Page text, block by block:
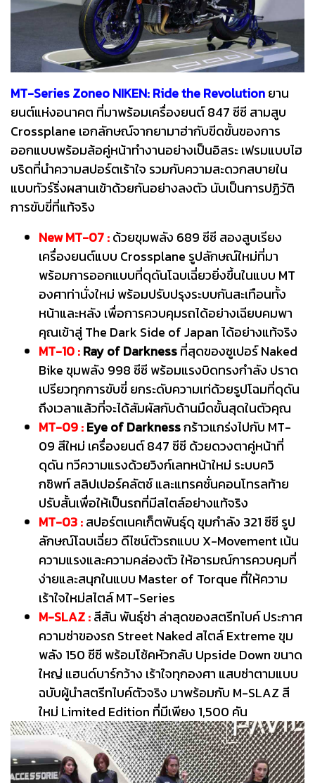
MT-Series Zoneo NIKEN: Ride the Revolutionยาน
ยนต์แห่งอนาคต ที่มาพร้อมเครื่องยนต์ 847 ซีซี สามสูบ
Crossplane เอกลักษณ์จากยามาฮ่ากับขีดขั้นของการ
ออกแบบพร้อมล้อคู่หน้าทำงานอย่างเป็นอิสระ เฟรมแบบไฮ
บริดที่นำความสปอร์ตเร้าใจ รวมกับความสะดวกสบายใน
แบบทัวร์ริ่งผสานเข้าด้วยกันอย่างลงตัว นับเป็นการปฏิวัติ
การขับขี่ที่แท้จริง
New MT-07 :ด้วยขุมพลัง 689 ซีซี สองสูบเรียง
เครื่องยนต์แบบ Crossplane รูปลักษณ์ใหม่ที่มา
พร้อมการออกแบบที่ดุดันโฉบเฉี่ยวยิ่งขึ้นในแบบ MT
องศาท่านั่งใหม่ พร้อมปรับปรุงระบบกันสะเทือนทั้ง
หน้าและหลัง เพื่อการควบคุมรถได้อย่างเฉียบคมพา
คุณเข้าสู่ The Dark Side of Japan ได้อย่างแท้จริง
MT-10 :Ray of Darknessที่สุดของซูเปอร์ Naked
Bike ขุมพลัง 998 ซีซี พร้อมแรงบิดทรงกำลัง ปราด
เปรียวทุกการขับขี่ ยกระดับความเท่ด้วยรูปโฉมที่ดุดัน
ถึงเวลาแล้วที่จะได้สัมผัสกับด้านมืดขั้นสุดในตัวคุณ
MT-09 :Eye of Darknessกร้าวแกร่งไปกับ MT-
09 สีใหม่ เครื่องยนต์ 847 ซีซี ด้วยดวงตาคู่หน้าที่
ดุดัน ทวีความแรงด้วยวิงก์เลทหน้าใหม่ ระบบควิ
กชิพท์ สลิปเปอร์คลัตช์ และแทรคชั่นคอนโทรลท้าย
ปรับสั้นเพื่อให้เป็นรถที่มีสไตล์อย่างแท้จริง
MT-03 :สปอร์ตเนคเก็ตพันธุ์ดุ ขุมกำลัง 321 ซีซี รูป
ลักษณ์โฉบเฉี่ยว ดีไซน์ตัวรถแบบ X-Movement เน้น
ความแรงและความคล่องตัว ให้อารมณ์การควบคุมที่
ง่ายและสนุกในแบบ Master of Torque ที่ให้ความ
เร้าใจใหม่สไตล์ MT-Series
M-SLAZ :สีสัน พันธุ์ซ่า ล่าสุดของสตรีทไบค์ ประกาศ
ความซ่าของรถ Street Naked สไตล์ Extreme ขุม
พลัง 150 ซีซี พร้อมโช้คหัวกลับ Upside Down ขนาด
ใหญ่ แฮนด์บาร์กว้าง เร้าใจทุกองศา แสบซ่าตามแบบ
ฉบับผู้นำสตรีทไบค์ตัวจริง มาพร้อมกับ M-SLAZ สี
ใหม่ Limited Edition ที่มีเพียง 1,500 คัน